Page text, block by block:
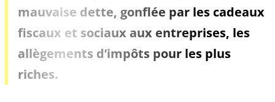
mauvaise dette, gonflée par les cadeaux
fiscaux et sociaux aux entreprises, les
allègements d’impôts pour les plus
riches.